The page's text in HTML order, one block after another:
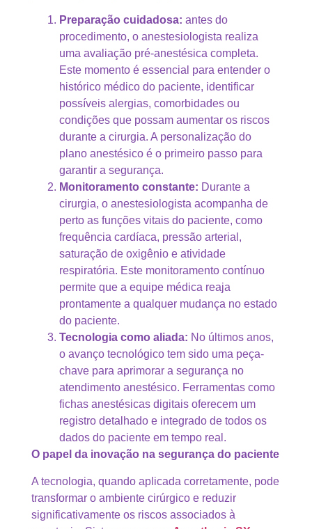
Preparação cuidadosa: antes do
procedimento, o anestesiologista realiza
uma avaliação pré-anestésica completa.
Este momento é essencial para entender o
histórico médico do paciente, identificar
possíveis alergias, comorbidades ou
condições que possam aumentar os riscos
durante a cirurgia. A personalização do
plano anestésico é o primeiro passo para
garantir a segurança.
Monitoramento constante: Durante a
cirurgia, o anestesiologista acompanha de
perto as funções vitais do paciente, como
frequência cardíaca, pressão arterial,
saturação de oxigênio e atividade
respiratória. Este monitoramento contínuo
permite que a equipe médica reaja
prontamente a qualquer mudança no estado
do paciente.
Tecnologia como aliada: No últimos anos,
o avanço tecnológico tem sido uma peça-
chave para aprimorar a segurança no
atendimento anestésico. Ferramentas como
fichas anestésicas digitais oferecem um
registro detalhado e integrado de todos os
dados do paciente em tempo real.
O papel da inovação na segurança do paciente
A tecnologia, quando aplicada corretamente, pode
transformar o ambiente cirúrgico e reduzir
significativamente os riscos associados à